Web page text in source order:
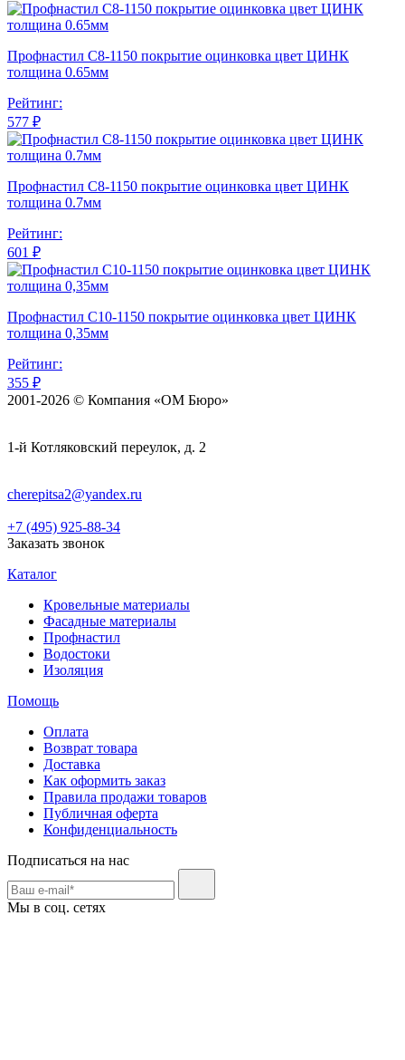
Профнастил С8-1150 покрытие оцинковка цвет ЦИНК
толщина 0.65мм
Рейтинг:
577 ₽
Профнастил С8-1150 покрытие оцинковка цвет ЦИНК
толщина 0.7мм
Рейтинг:
601 ₽
Профнастил С10-1150 покрытие оцинковка цвет ЦИНК
толщина 0,35мм
Рейтинг:
355 ₽
2001-2026 © Компания «ОМ Бюро»
1-й Котляковский переулок, д. 2
cherepitsa2@yandex.ru
+7 (495) 925-88-34
Заказать звонок
Каталог
Кровельные материалы
Фасадные материалы
Профнастил
Водостоки
Изоляция
Помощь
Оплата
Возврат товара
Доставка
Как оформить заказ
Правила продажи товаров
Публичная оферта
Конфиденциальность
Подписаться на нас
Мы в соц. сетях